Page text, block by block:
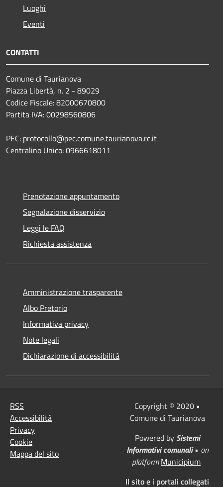
Luoghi
Eventi
CONTATTI
Comune di Taurianova
Piazza Libertà, n. 2 - 89029
Codice Fiscale: 82000670800
Partita IVA: 00298560806
PEC: protocollo@pec.comune.taurianova.rc.it
Centralino Unico: 0966618011
Prenotazione appuntamento
Segnalazione disservizio
Leggi le FAQ
Richiesta assistenza
Amministrazione trasparente
Albo Pretorio
Informativa privacy
Note legali
Dichiarazione di accessibilità
RSS
Accessibilità
Privacy
Cookie
Mappa del sito
Copyright © 2020 •
Comune di Taurianova
Powered by Sistemi
Informativi comunali• on
platform Municipium
Il sito e i portali collegati